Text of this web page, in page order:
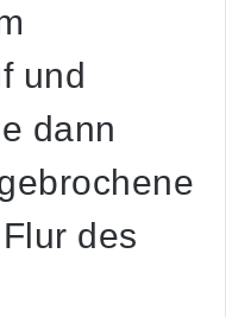
und
dann
des